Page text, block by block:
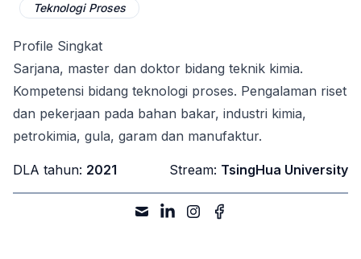
Teknologi Proses
Profile Singkat
Sarjana, master dan doktor bidang teknik kimia.
Kompetensi bidang teknologi proses. Pengalaman riset
dan pekerjaan pada bahan bakar, industri kimia,
petrokimia, gula, garam dan manufaktur.
DLA tahun: 2021 Stream: TsingHua University